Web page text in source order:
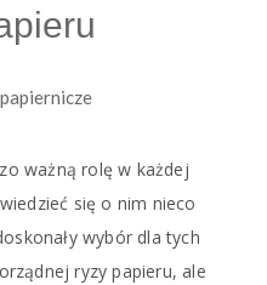
ważną rolę w każdej
się o nim nieco
wybór dla tych
ryzy papieru, ale